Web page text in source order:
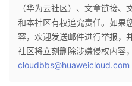
（华为云社区）、文章链接
和本社区有权追究责任。如果
容，欢迎发送邮件进行举报，
社区将立刻删除涉嫌侵权内容
cloudbbs@huaweicloud.com